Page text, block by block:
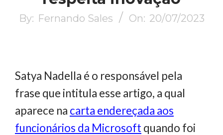
By: Fernando Sales On: 20/07/2023
Satya Nadella é o responsável pela
frase que intitula esse artigo, a qual
aparece na carta endereçada aos
funcionários da Microsoft quando foi